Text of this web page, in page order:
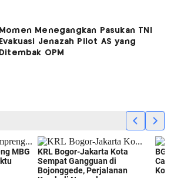
Momen Menegangkan Pasukan TNI
Evakuasi Jenazah Pilot AS yang
Ditembak OPM